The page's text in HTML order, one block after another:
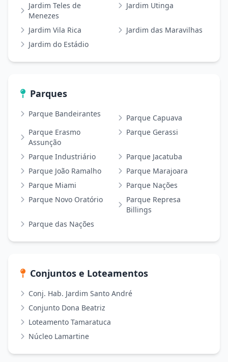
Jardim Teles de
Menezes
Jardim Utinga
Jardim Vila Rica
Jardim das Maravilhas
Jardim do Estádio
Parques
Parque Bandeirantes
Parque Capuava
Parque Erasmo
Assunção
Parque Gerassi
Parque Industriário
Parque Jacatuba
Parque João Ramalho
Parque Marajoara
Parque Miami
Parque Nações
Parque Novo Oratório
Parque Represa
Billings
Parque das Nações
Conjuntos e Loteamentos
Conj. Hab. Jardim Santo André
Conjunto Dona Beatriz
Loteamento Tamaratuca
Núcleo Lamartine